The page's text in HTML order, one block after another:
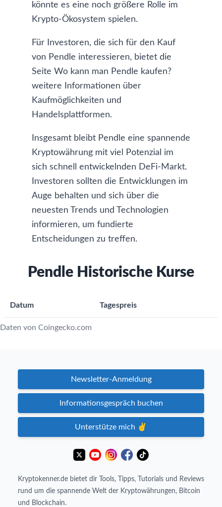
könnte es eine noch größere Rolle im
Krypto-Ökosystem spielen.
Für Investoren, die sich für den Kauf
von Pendle interessieren, bietet die
Seite Wo kann man Pendle kaufen?
weitere Informationen über
Kaufmöglichkeiten und
Handelsplattformen.
Insgesamt bleibt Pendle eine spannende
Kryptowährung mit viel Potenzial im
sich schnell entwickelnden DeFi-Markt.
Investoren sollten die Entwicklungen im
Auge behalten und sich über die
neuesten Trends und Technologien
informieren, um fundierte
Entscheidungen zu treffen.
Pendle Historische Kurse
Datum Tagespreis
Daten von Coingecko.com
Newsletter-Anmeldung
Informationsgespräch buchen
Unterstütze mich ✌️
Kryptokenner.de bietet dir Tools, Tipps, Tutorials und Reviews
rund um die spannende Welt der Kryptowährungen, Bitcoin
und Blockchain.